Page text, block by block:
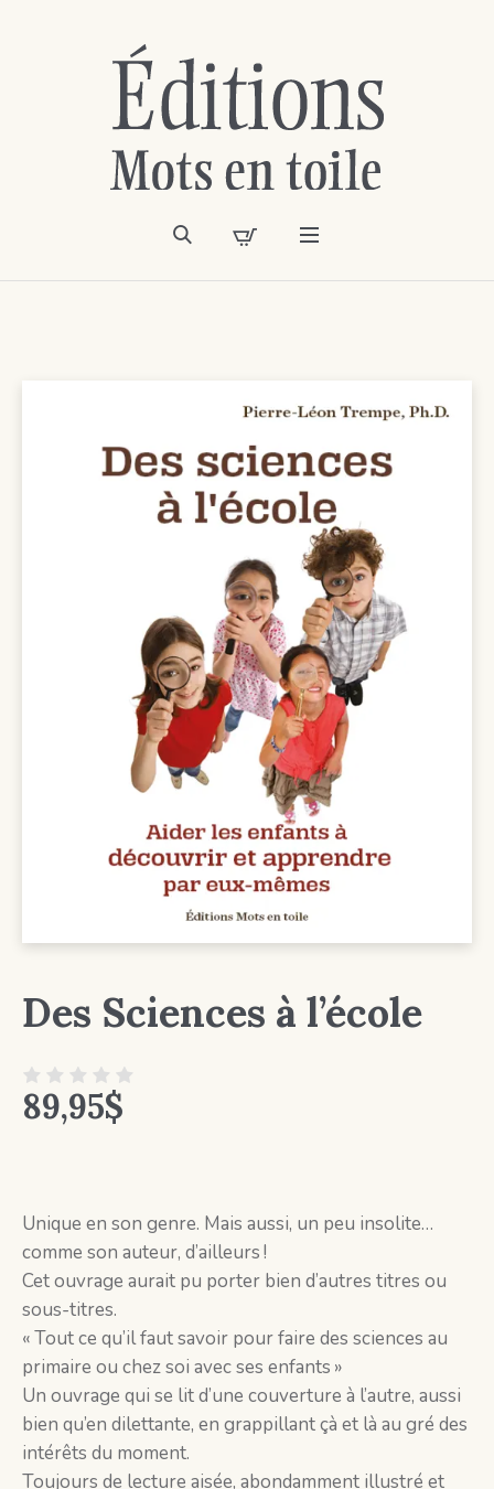
Des Sciences à l’école
89,95$
Unique en son genre. Mais aussi, un peu insolite…
comme son auteur, d’ailleurs !
Cet ouvrage aurait pu porter bien d’autres titres ou
sous-titres.
« Tout ce qu’il faut savoir pour faire des sciences au
primaire ou chez soi avec ses enfants »
Un ouvrage qui se lit d’une couverture à l’autre, aussi
bien qu’en dilettante, en grappillant çà et là au gré des
intérêts du moment.
Toujours de lecture aisée, abondamment illustré et